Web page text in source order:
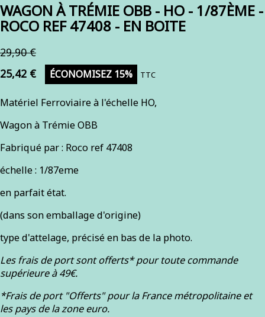
WAGON À TRÉMIE OBB - HO - 1/87ÈME -
ROCO REF 47408 - EN BOITE
29,90 €
25,42 €
ÉCONOMISEZ 15% TTC
Matériel Ferroviaire à l'échelle HO,
Wagon à Trémie OBB
Fabriqué par : Roco ref 47408
échelle : 1/87eme
en parfait état.
(dans son emballage d'origine)
type d'attelage, précisé en bas de la photo.
Les frais de port sont offerts* pour toute commande
supérieure à 49€.
*Frais de port "Offerts" pour la France métropolitaine et
les pays de la zone euro.